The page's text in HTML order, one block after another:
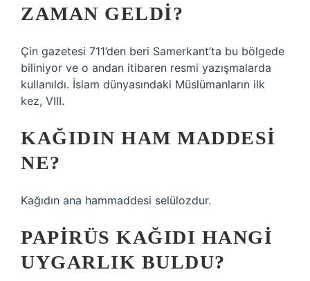
ZAMAN GELDI?
Çin gazetesi 711’den beri Samerkant’ta bu bölgede
biliniyor ve o andan itibaren resmi yazışmalarda
kullanıldı. İslam dünyasındaki Müslümanların ilk
kez, VIII.
KAĞIDIN HAM MADDESI
NE?
Kağıdın ana hammaddesi selülozdur.
PAPIRÜS KAĞIDI HANGI
UYGARLIK BULDU?